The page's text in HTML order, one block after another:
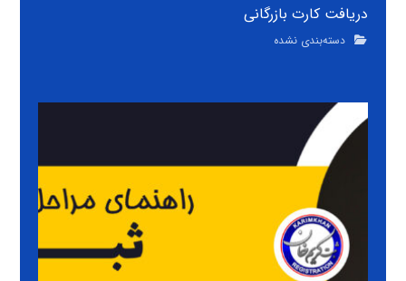
دریافت کارت بازرگانی
دسته‌بندی نشده